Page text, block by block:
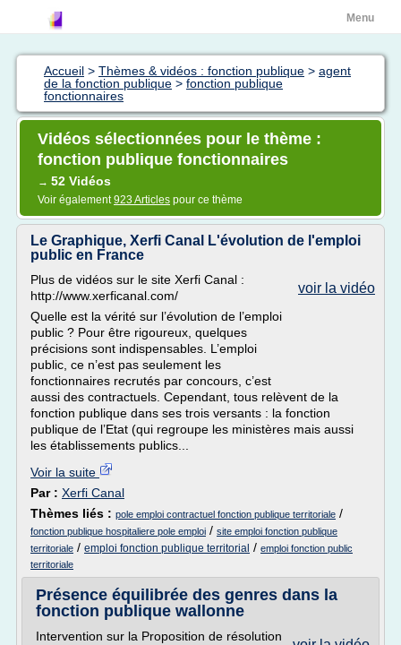
Menu
Accueil > Thèmes & vidéos : fonction publique > agent
de la fonction publique > fonction publique
fonctionnaires
Vidéos sélectionnées pour le thème :
fonction publique fonctionnaires
→ 52 Vidéos
Voir également923 Articles pour ce thème
Le Graphique, Xerfi Canal L'évolution de l'emploi
public en France
voir la vidéo
Plus de vidéos sur le site Xerfi Canal :
http://www.xerficanal.com/
Quelle est la vérité sur l’évolution de l’emploi
public ? Pour être rigoureux, quelques
précisions sont indispensables. L’emploi
public, ce n’est pas seulement les
fonctionnaires recrutés par concours, c’est
aussi des contractuels. Cependant, tous relèvent de la
fonction publique dans ses trois versants : la fonction
publique de l’Etat (qui regroupe les ministères mais aussi
les établissements publics...
Voir la suite
Par : Xerfi Canal
Thèmes liés : pole emploi contractuel fonction publique territoriale /
fonction publique hospitaliere pole emploi / site emploi fonction publique
territoriale / emploi fonction publique territorial / emploi fonction public
territoriale
Présence équilibrée des genres dans la
fonction publique wallonne
Intervention sur la Proposition de résolution